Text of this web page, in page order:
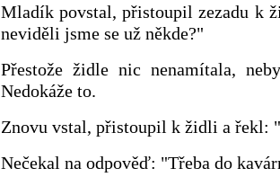
Mladík povstal, přistoupil zezadu k
neviděli jsme se už někde?"
Přestože židle nic nenamítala,
Nedokáže to.
Znovu vstal, přistoupil k židli a řekl:
Nečekal na odpověď: "Třeba do